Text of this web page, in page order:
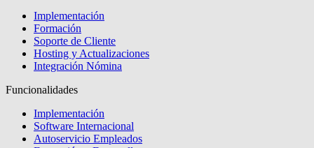
Implementación
Formación
Soporte de Cliente
Hosting y Actualizaciones
Integración Nómina
Funcionalidades
Implementación
Software Internacional
Autoservicio Empleados